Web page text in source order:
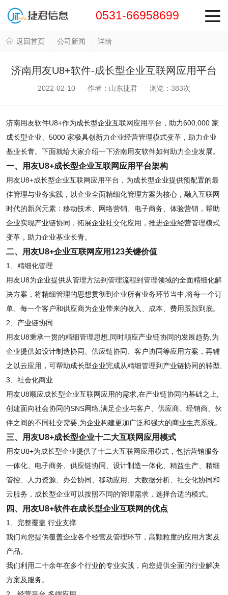
0531-66958699
返回首页 公司新闻 详情
济南用友U8+软件-成长型企业互联网应用平台
2022-02-10 作者：山东捷君 浏览： 383次
济南用友软件U8+作为成长型企业互联网应用平台，助力600,000 家
成长型企业、5000 家极具创新力企业经营管理模式变革，助力企业
基业长青。下面就给大家介绍一下济南用友软件如何助力企业发展。
一、用友U8+成长型企业互联网应用平台架构
用友U8+成长型企业互联网应用平台，为成长型企业提供预配置的最
佳管理与业务实践，以企业全面精细化管理方案为核心，融入互联网
时代的新兴元素：移动技术、网络营销、电子商务、体验营销，帮助
企业实现产业链协同，拓展企业社交化应用，推进企业经营管理模式
变革，助力企业基业长青。
二、用友U8+企业互联网应用123关键价值
1、精细化管理
用友U8为企业提供从管理方法到管理流程到管理领域的全面精细化解
决方案，将精细管理的思想贯彻到企业所有业务环节当中,将每一个订
单、每一个客户和供应商为企业带来的收入、成本、费用跟踪到底。
2、产业链协同
用友U8秉承一贯的精细管理思想,同时顺应产业链协同的发展趋势,为
企业提供如设计制造协同、供应链协同、客户协同等应用方案，再辅
之以云应用，可帮助成长型企业完成从精细管理到产业链协同的转型,
3、社会化商业
用友U8顺应成长型企业互联网应用的需求,在产业链协同的基础之上,
创建面向社会协同的SNS网络,满足企业与客户、供应商、经销商、伙
伴之间的不同社交需要,为企业构建更加广泛和强大的商业生态系统。
三、用友U8+成长型企业十二大互联网应用模式
用友U8+为成长型企业提供了十二大互联网应用模式，包括营销服务
一体化、电子商务、供应链协同、设计制造一体化、精益生产、精细
管控、人力资源、办公协同、移动应用、大数据分析、社交化协同和
云服务，成长型企业可以按照不同的管理需求，选择合适的模式。
四、用友U8+软件在成长型企业互联网的优点
1、完整覆盖 行业支撑
我们向您提供覆盖企业各个经营及管理环节，高颗粒度的应用方案及
产品。
我们利用二十余年在多个行业的专业实践，向您提供全面的行业解决
方案及服务。